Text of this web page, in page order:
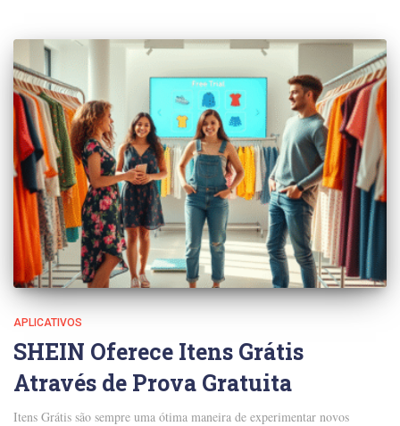
APLICATIVOS
SHEIN Oferece Itens Grátis
Através de Prova Gratuita
Itens Grátis são sempre uma ótima maneira de experimentar novos